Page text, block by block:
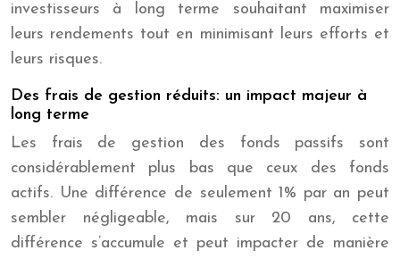
investisseurs à long terme souhaitant maximiser
leurs rendements tout en minimisant leurs efforts et
leurs risques.
Des frais de gestion réduits: un impact majeur à
long terme
Les frais de gestion des fonds passifs sont
considérablement plus bas que ceux des fonds
actifs. Une différence de seulement 1% par an peut
sembler négligeable, mais sur 20 ans, cette
différence s’accumule et peut impacter de manière